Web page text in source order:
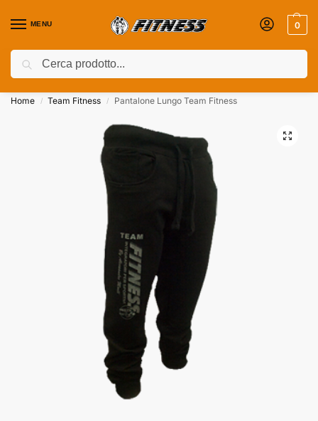
MENU 0
Coupon attivi ⚡ Aggiungili nel Carrello!
Home / Team Fitness / Pantalone Lungo Team Fitness